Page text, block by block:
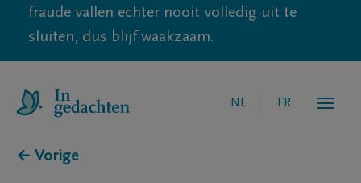
fraude vallen echter nooit volledig uit te
sluiten, dus blijf waakzaam.
NL FR
← Vorige